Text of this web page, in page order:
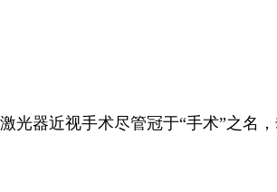
光器近视手术尽管冠于“手术”之名